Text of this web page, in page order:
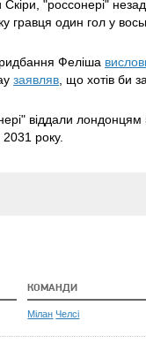
"россонері"
гравця один гол у
Феліша
заявляв , що хотів би
віддали лондонцям
року.
КОМАНДИ
Мілан Челсі